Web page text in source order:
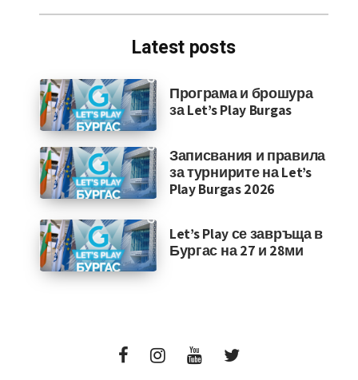
Latest posts
Програма и брошура
за Let’s Play Burgas
Записвания и правила
за турнирите на Let’s
Play Burgas 2026
Let’s Play се завръща в
Бургас на 27 и 28ми